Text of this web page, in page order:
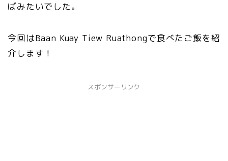
ばみたいでした。
今回はBaan Kuay Tiew Ruathongで食べたご飯を紹
介します！
スポンサーリンク